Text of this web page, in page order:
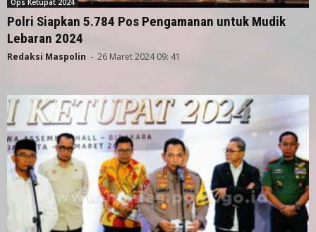
Ops Ketupat 2024
Polri Siapkan 5.784 Pos Pengamanan untuk Mudik
Lebaran 2024
Redaksi Maspolin - 26 Maret 2024 09: 41